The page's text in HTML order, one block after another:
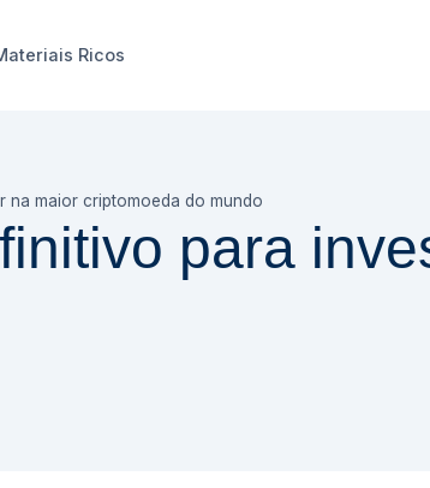
Ricos
na maior criptomoeda do mundo
para